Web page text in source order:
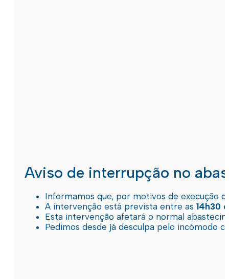
Aviso de interrupção no
Informamos que, por motivos de execução
A intervenção está prevista entre as 14h30
Esta intervenção afetará o normal
Pedimos desde já desculpa pelo incómodo